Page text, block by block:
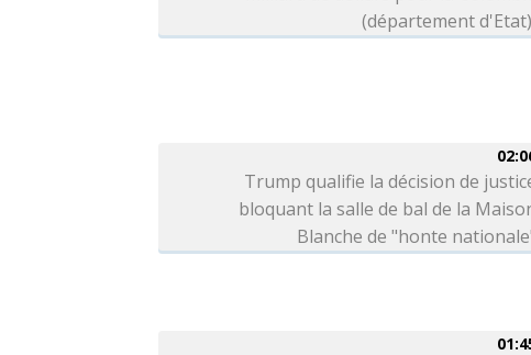
(département d'Etat)
Trump qualifie la décision de
bloquant la salle de bal de la
Blanche de "honte